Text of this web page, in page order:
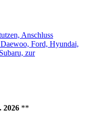
Anschluss
Ford, Hyundai,
zur
2026 **